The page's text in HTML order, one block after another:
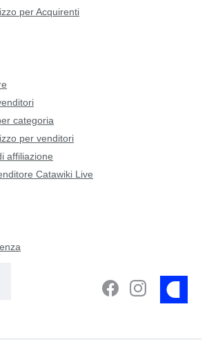
per Acquirenti
categoria
per venditori
affiliazione
Catawiki Live